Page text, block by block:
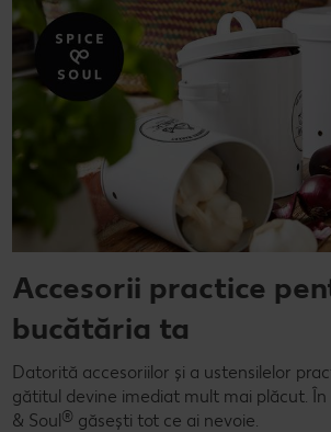
Accesorii practice
bucătăria ta
Datorită accesoriilor și a ustensilelor
gătitul devine imediat mult mai plăcut.
& Soul® găsești tot ce ai nevoie.